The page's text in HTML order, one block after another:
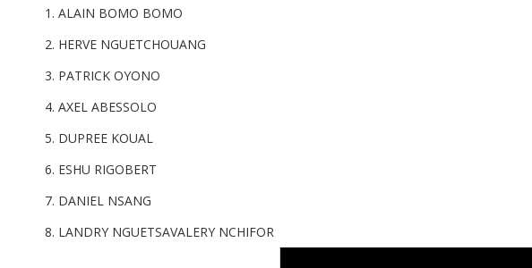
ALAIN BOMO BOMO
HERVE NGUETCHOUANG
PATRICK OYONO
AXEL ABESSOLO
DUPREE KOUAL
ESHU RIGOBERT
DANIEL NSANG
LANDRY NGUETSAVALERY NCHIFOR